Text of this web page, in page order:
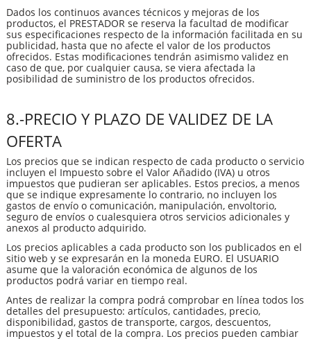
Dados los continuos avances técnicos y mejoras de los
productos, el PRESTADOR se reserva la facultad de modificar
sus especificaciones respecto de la información facilitada en su
publicidad, hasta que no afecte el valor de los productos
ofrecidos. Estas modificaciones tendrán asimismo validez en
caso de que, por cualquier causa, se viera afectada la
posibilidad de suministro de los productos ofrecidos.
8.-PRECIO Y PLAZO DE VALIDEZ DE LA
OFERTA
Los precios que se indican respecto de cada producto o servicio
incluyen el Impuesto sobre el Valor Añadido (IVA) u otros
impuestos que pudieran ser aplicables. Estos precios, a menos
que se indique expresamente lo contrario, no incluyen los
gastos de envío o comunicación, manipulación, envoltorio,
seguro de envíos o cualesquiera otros servicios adicionales y
anexos al producto adquirido.
Los precios aplicables a cada producto son los publicados en el
sitio web y se expresarán en la moneda EURO. El USUARIO
asume que la valoración económica de algunos de los
productos podrá variar en tiempo real.
Antes de realizar la compra podrá comprobar en línea todos los
detalles del presupuesto: artículos, cantidades, precio,
disponibilidad, gastos de transporte, cargos, descuentos,
impuestos y el total de la compra. Los precios pueden cambiar